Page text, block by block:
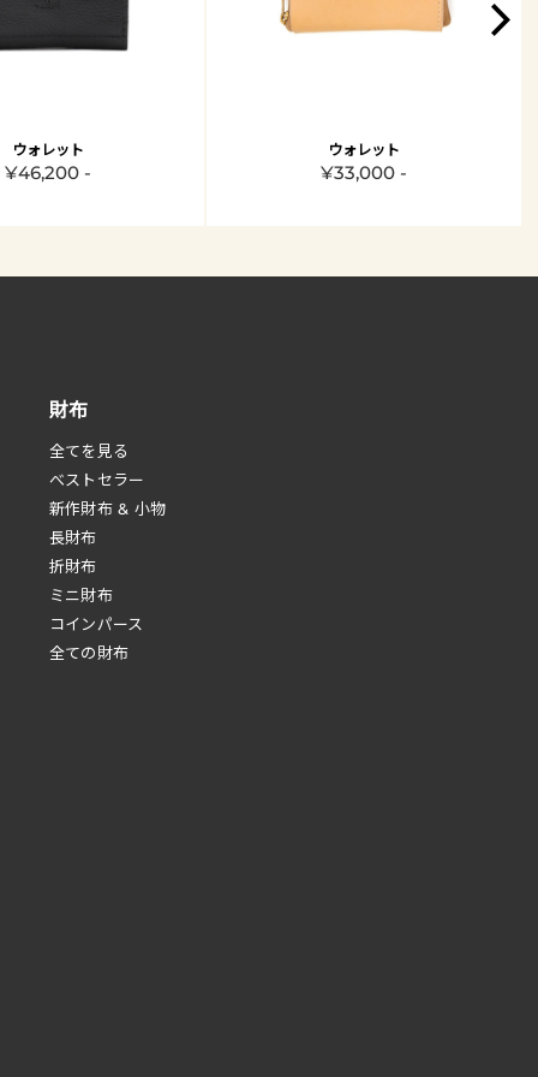
ウォレット
¥46,200 -
ウォレット
¥33,000 -
財布
全てを見る
べストセラー
新作財布 & 小物
長財布
折財布
ミニ財布
コインパース
全ての財布